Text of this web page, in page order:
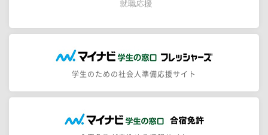
学生のための社会人準備応援サイト